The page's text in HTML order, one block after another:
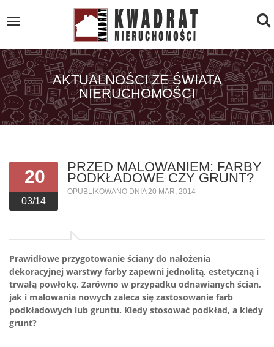
Toggle
AKTUALNOŚCI ZE ŚWIATA
NIERUCHOMOŚCI
20
03/14
PRZED MALOWANIEM: FARBY
PODKŁADOWE CZY GRUNT?
OPUBLIKOWANO DNIA 20 MAR, 2014
Prawidłowe przygotowanie ściany do nałożenia
dekoracyjnej warstwy farby zapewni jednolitą, estetyczną i
trwałą powłokę. Zarówno w przypadku odnawianych ścian,
jak i malowania nowych zaleca się zastosowanie farb
podkładowych lub gruntu. Kiedy stosować podkład, a kiedy
grunt?